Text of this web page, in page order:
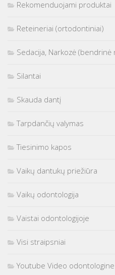
Rekomenduojami produktai
Reteineriai (ortodontiniai)
Sedacija, Narkozė (bendrinė
Silantai
Skauda dantį
Tarpdančių valymas
Tiesinimo kapos
Vaikų dantukų priežiūra
Vaikų odontologija
Vaistai odontologijoje
Visi straipsniai
Youtube Video